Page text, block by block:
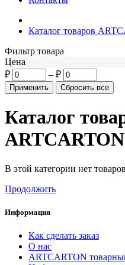
Каталог товаров
Фильтр товара
Цена
₽
– ₽
Каталог
ARTCARTON
В этой категории нет
Продолжить
Информация
Как сделать заказ
О нас
ARTCARTON